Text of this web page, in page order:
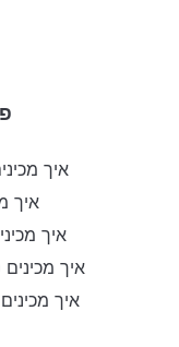
איך
איך
איך
איך מכינים
איך